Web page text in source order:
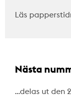
Läs
Nästa
…delas ut den